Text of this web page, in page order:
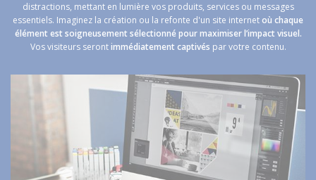
distractions, mettant en lumière vos produits, services ou messages
essentiels. Imaginez la création ou la refonte d'un site internetoù chaque
élément est soigneusement sélectionné pour maximiser l’impact visuel.
Vos visiteurs serontimmédiatement captivés par votre contenu.